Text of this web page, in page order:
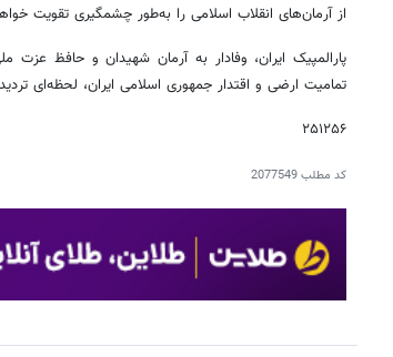
از آرمان‌های انقلاب اسلامی را به‌طور چشمگیری تقویت
پارالمپیک ایران، وفادار به آرمان شهیدان و حافظ عزت
تمامیت ارضی و اقتدار جمهوری اسلامی ایران، لحظه‌ای
۲۵۱۲۵۶
کد مطلب2077549